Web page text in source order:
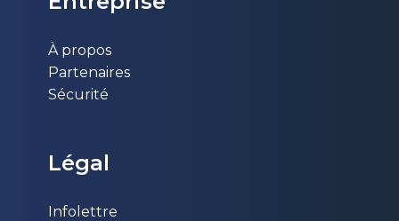
À propos
Partenaires
Sécurité
Légal
Infolettre